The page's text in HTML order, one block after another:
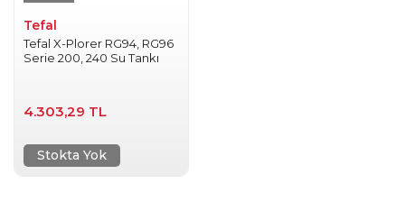
Tefal
Tefal X-Plorer RG94, RG96
Serie 200, 240 Su Tankı
4.303,29 TL
Stokta Yok